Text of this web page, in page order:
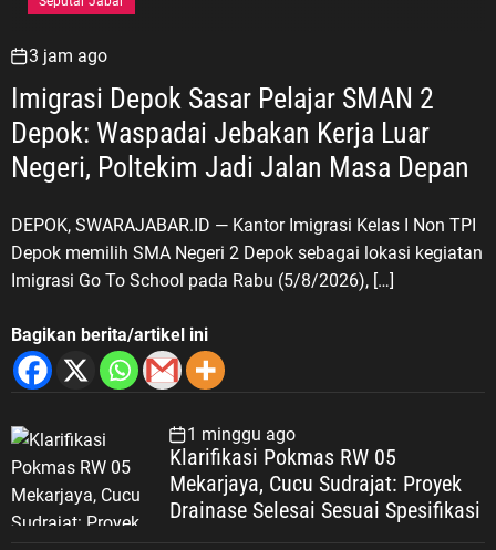
3 jam ago
Imigrasi Depok Sasar Pelajar SMAN 2
Depok: Waspadai Jebakan Kerja Luar
DEPOK, SWARAJABAR.ID — Kantor Imigrasi Kelas I Non TPI
Depok memilih SMA Negeri 2 Depok sebagai lokasi kegiatan
Imigrasi Go To School pada Rabu (5/8/2026), […]
Bagikan berita/artikel ini
1 minggu ago
Klarifikasi Pokmas RW 05
Mekarjaya, Cucu Sudrajat: Proyek
Drainase Selesai Sesuai Spesifikasi